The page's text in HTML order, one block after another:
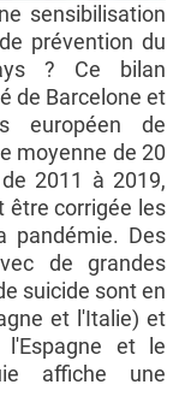
sensibilisation
prévention du
? Ce bilan
de Barcelone et
européen de
moyenne de 20
2011 à 2019,
être corrigée les
pandémie. Des
de grandes
suicide sont en
et l'Italie) et
et le
affiche une